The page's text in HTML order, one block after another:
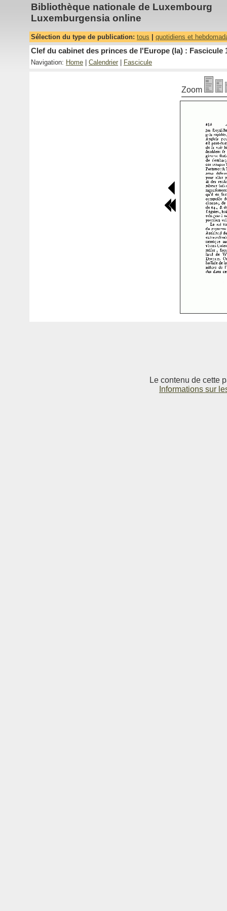
Bibliothèque nationale de Luxembourg
Luxemburgensia online
Sélection du type de publication: tous quotidiens et
Clef du cabinet des princes de l'Europe (la) : Fascicule
Navigation: Home Calendrier Fascicule
Zoom
Le contenu de cette
Informations sur